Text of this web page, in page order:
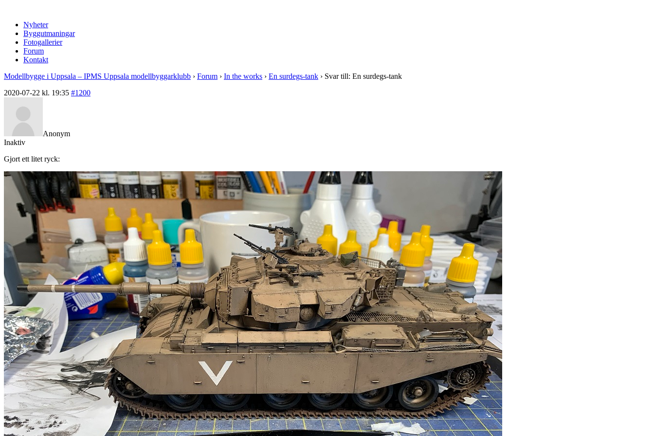
Nyheter
Byggutmaningar
Fotogallerier
Forum
Kontakt
Modellbygge i Uppsala – IPMS Uppsala modellbyggarklubb › Forum › In the works › En surdegs-tank › Svar till: En surdegs-tank
2020-07-22 kl. 19:35 #1200
Anonym
Inaktiv
Gjort ett litet ryck: